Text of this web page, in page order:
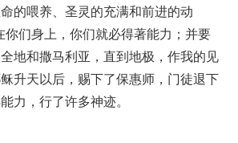
的喂养、圣灵的充满和前进的动
你们身上，你们就必得著能力；并要
地和撒马利亚，直到地极，作我的见
升天以后，赐下了保惠师，门徒退下
力，行了许多神迹。